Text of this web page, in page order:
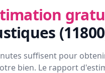
suffisent pour
bien. Le rapport